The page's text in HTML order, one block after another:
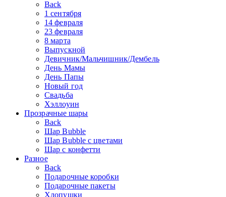
Back
1 сентября
14 февраля
23 февраля
8 марта
Выпускной
Девичник/Мальчишник/Дембель
День Мамы
День Папы
Новый год
Свадьба
Хэллоуин
Прозрачные шары
Back
Шар Bubble
Шар Bubble с цветами
Шар с конфетти
Разное
Back
Подарочные коробки
Подарочные пакеты
Хлопушки